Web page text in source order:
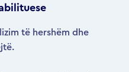
të hershëm dhe